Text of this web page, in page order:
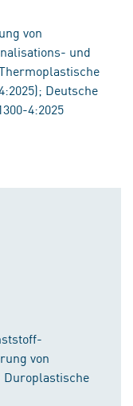
von
und
Deutsche
4:2025
von
Duroplastische